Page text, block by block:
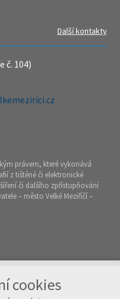
Další kontakty
č. 104)
právem, které vykonává
z tištěné či elektronické
či dalšího zpřístupňování
– město Velké Meziříčí –
cookies